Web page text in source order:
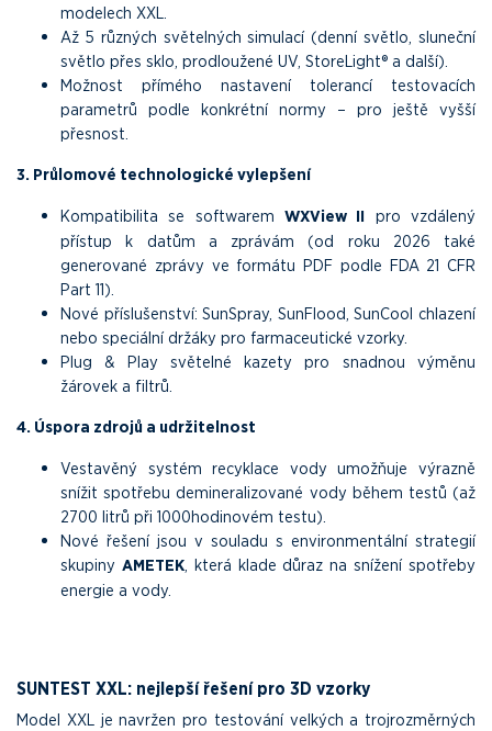
modelech XXL.
Až 5 různých světelných simulací (denní světlo, sluneční
světlo přes sklo, prodloužené UV, StoreLight® a další).
Možnost přímého nastavení tolerancí testovacích
parametrů podle konkrétní normy – pro ještě vyšší
přesnost.
3. Průlomové technologické vylepšení
Kompatibilita se softwarem WXView II pro vzdálený
přístup k datům a zprávám (od roku 2026 také
generované zprávy ve formátu PDF podle FDA 21 CFR
Part 11).
Nové příslušenství: SunSpray, SunFlood, SunCool chlazení
nebo speciální držáky pro farmaceutické vzorky.
Plug & Play světelné kazety pro snadnou výměnu
žárovek a filtrů.
4. Úspora zdrojů a udržitelnost
Vestavěný systém recyklace vody umožňuje výrazně
snížit spotřebu demineralizované vody během testů (až
2700 litrů při 1000hodinovém testu).
Nové řešení jsou v souladu s environmentální strategií
skupiny AMETEK, která klade důraz na snížení spotřeby
energie a vody.
SUNTEST XXL: nejlepší řešení pro 3D vzorky
Model XXL je navržen pro testování velkých a trojrozměrných